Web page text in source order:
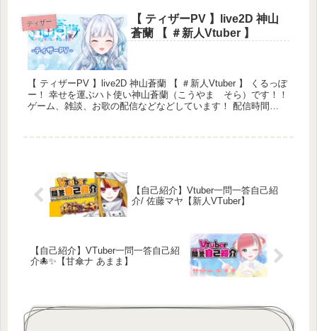
ティザー
【 ティザーPV 】live2D 神山
蒼蘭 【 ＃新人Vtuber 】
【 ティザーPV 】live2D 神山蒼蘭 【 ＃新人Vtuber 】 くるっぽ
ー！ 幸せを運ぶハト使い神山蒼蘭（こうやま そら）です！！
ゲーム、雑談、お歌の配信などなどしています！ 配信時間
【自己紹介】Vtuber一問一答自己紹
介/ 佐藤マヤ【新人VTuber】
【自己紹介】VTuber一問一答自己紹
介🐙✨【甘傘ナ あまま】